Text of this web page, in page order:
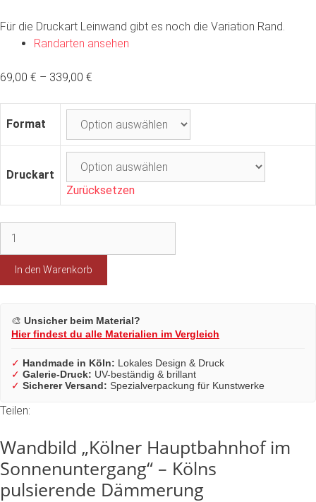
Für die Druckart Leinwand gibt es noch die Variation Rand.
Randarten ansehen
69,00 € – 339,00 €
Format
Druckart
Zurücksetzen
Hauptbahnhof
In den Warenkorb
🎨 Unsicher beim Material?
Hier findest du alle Materialien im Vergleich
✓ Handmade in Köln: Lokales Design & Druck
✓ Galerie-Druck: UV-beständig & brillant
✓ Sicherer Versand: Spezialverpackung für Kunstwerke
Teilen:
Wandbild „Kölner Hauptbahnhof im
Sonnenuntergang“ – Kölns
pulsierende Dämmerung